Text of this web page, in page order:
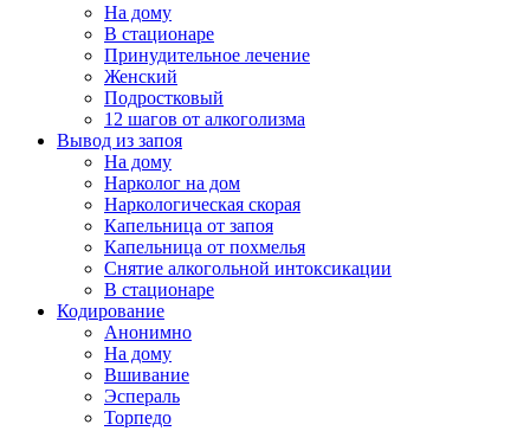
На дому
В стационаре
Принудительное лечение
Женский
Подростковый
12 шагов от алкоголизма
Вывод из запоя
На дому
Нарколог на дом
Наркологическая скорая
Капельница от запоя
Капельница от похмелья
Снятие алкогольной интоксикации
В стационаре
Кодирование
Анонимно
На дому
Вшивание
Эспераль
Торпедо